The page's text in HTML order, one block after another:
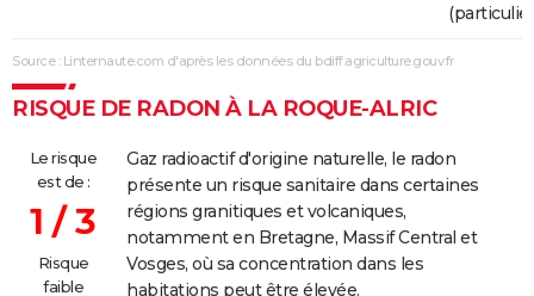
Source : Linternaute.com d'après les données du bdiff.agriculture.gouv.fr
RISQUE DE RADON À LA ROQUE-ALRIC
Le risque
est de :
1 / 3
Risque
faible
Gaz radioactif d'origine naturelle, le radon
présente un risque sanitaire dans certaines
régions granitiques et volcaniques,
notamment en Bretagne, Massif Central et
Vosges, où sa concentration dans les
habitations peut être élevée.